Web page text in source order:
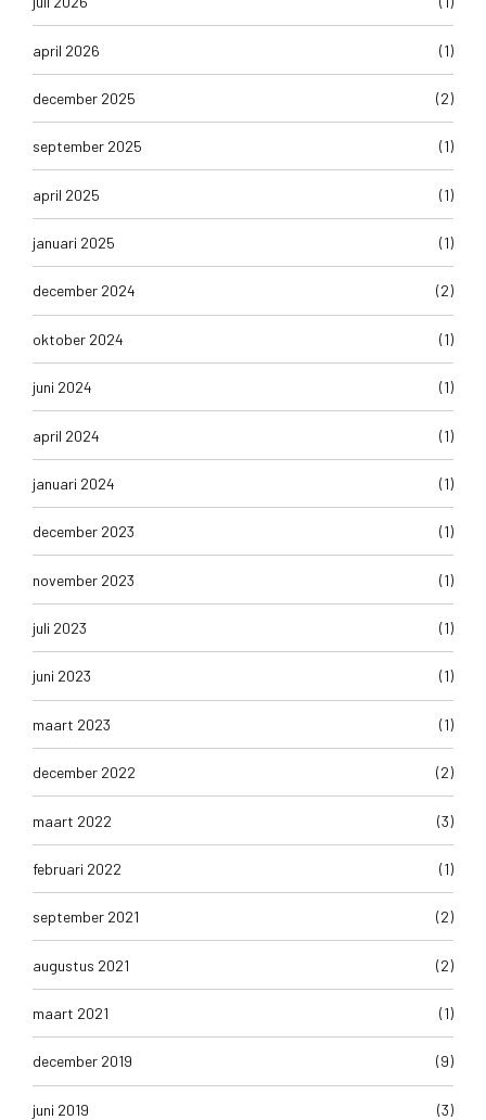
april 2026 (1)
december 2025 (2)
september 2025 (1)
april 2025 (1)
januari 2025 (1)
december 2024 (2)
oktober 2024 (1)
juni 2024 (1)
april 2024 (1)
januari 2024 (1)
december 2023 (1)
november 2023 (1)
juli 2023 (1)
juni 2023 (1)
maart 2023 (1)
december 2022 (2)
maart 2022 (3)
februari 2022 (1)
september 2021 (2)
augustus 2021 (2)
maart 2021 (1)
december 2019 (9)
juni 2019 (3)